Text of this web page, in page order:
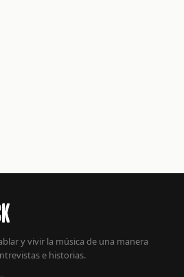
y vivir la música de una manera
e historias.